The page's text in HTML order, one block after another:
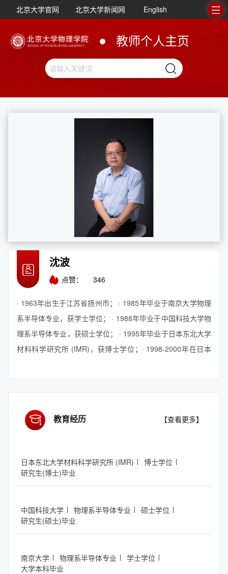
北京大学官网 北京大学新闻网 English
教师个人主页
沈波
点赞： 346
· 1963年出生于江苏省扬州市； · 1985年毕业于南京大学物理
系半导体专业，获学士学位； · 1988年毕业于中国科技大学物
理系半导体专业，获硕士学位； · 1995年毕业于日本东北大学
材料科学研究所 (IMR)，获博士学位；· 1998-2000年在日本
2004年在南京大学物理系工作，2000年破格晋升教授；·
2004年迄今在北京大学物理学院工作。曾任东京大学先端科技
研究中心(RCAST) ...
教育经历 【查看更多】
日本东北大学材料科学研究所 (IMR)
博士学位
研究生(博士)毕业
中国科技大学 物理系半导体专业
硕士学位
研究生(硕士)毕业
南京大学 物理系半导体专业
学士学位
大学本科毕业